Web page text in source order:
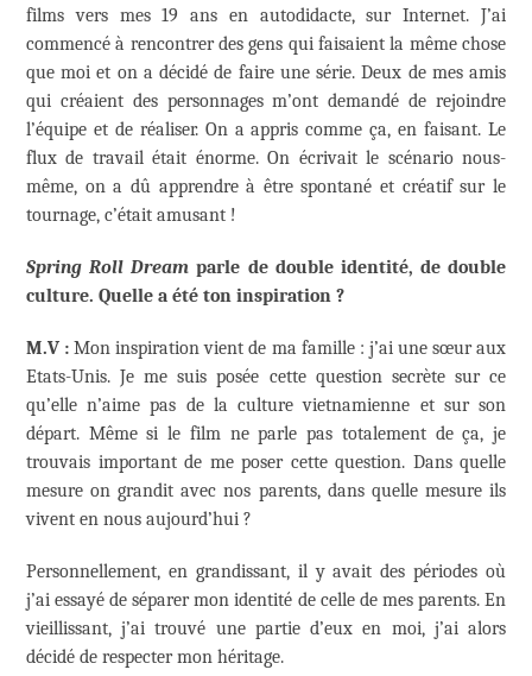
films vers mes 19 ans en autodidacte, sur Internet. J’ai
commencé à rencontrer des gens qui faisaient la même chose
que moi et on a décidé de faire une série. Deux de mes amis
qui créaient des personnages m’ont demandé de rejoindre
l’équipe et de réaliser. On a appris comme ça, en faisant. Le
flux de travail était énorme. On écrivait le scénario nous-
même, on a dû apprendre à être spontané et créatif sur le
tournage, c’était amusant !
Spring Roll Dream parle de double identité, de double
culture. Quelle a été ton inspiration ?
M.V : Mon inspiration vient de ma famille : j’ai une sœur aux
Etats-Unis. Je me suis posée cette question secrète sur ce
qu’elle n’aime pas de la culture vietnamienne et sur son
départ. Même si le film ne parle pas totalement de ça, je
trouvais important de me poser cette question. Dans quelle
mesure on grandit avec nos parents, dans quelle mesure ils
vivent en nous aujourd’hui ?
Personnellement, en grandissant, il y avait des périodes où
j’ai essayé de séparer mon identité de celle de mes parents. En
vieillissant, j’ai trouvé une partie d’eux en moi, j’ai alors
décidé de respecter mon héritage.